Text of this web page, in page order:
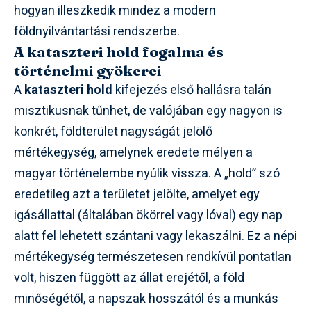
hogyan illeszkedik mindez a modern
földnyilvántartási rendszerbe.
A kataszteri hold fogalma és
történelmi gyökerei
Akataszteri hold kifejezés első hallásra talán
misztikusnak tűnhet, de valójában egy nagyon is
konkrét, földterület nagyságát jelölő
mértékegység, amelynek eredete mélyen a
magyar történelembe nyúlik vissza. A „hold” szó
eredetileg azt a területet jelölte, amelyet egy
igásállattal (általában ökörrel vagy lóval) egy nap
alatt fel lehetett szántani vagy lekaszálni. Ez a népi
mértékegység természetesen rendkívül pontatlan
volt, hiszen függött az állat erejétől, a föld
minőségétől, a napszak hosszától és a munkás